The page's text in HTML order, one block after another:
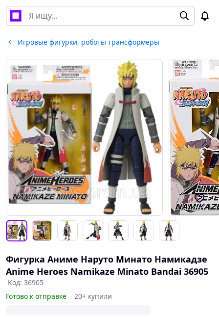
Игровые фигурки, роботы трансформеры
Фигурка Аниме Наруто Минато Намикадзе
Anime Heroes Namikaze Minato Bandai 36905
Код: 36905
Готово к отправке
20+ купили